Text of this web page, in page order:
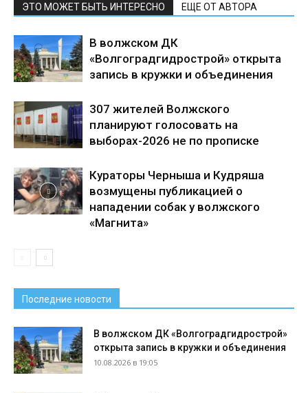
ЭТО МОЖЕТ БЫТЬ ИНТЕРЕСНО ЕЩЕ ОТ АВТОРА
В волжском ДК
«Волгоградгидрострой» открыта
запись в кружки и объединения
307 жителей Волжского
планируют голосовать на
выборах-2026 не по прописке
Кураторы Черныша и Кудряша
возмущены публикацией о
нападении собак у волжского
«Магнита»
Последние новости
В волжском ДК «Волгоградгидрострой»
открыта запись в кружки и объединения
10.08.2026 в 19:05